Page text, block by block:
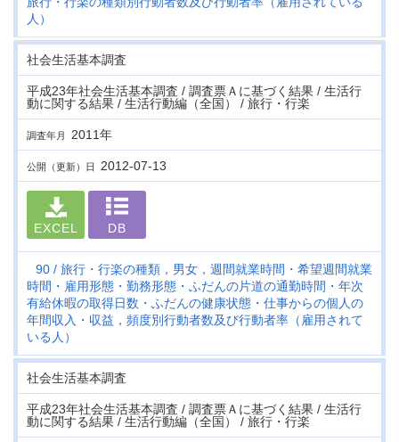
人）
社会生活基本調査
平成23年社会生活基本調査 / 調査票Ａに基づく結果 / 生活行
動に関する結果 / 生活行動編（全国） / 旅行・行楽
調査年月 2011年
公開（更新）日 2012-07-13
EXCEL DB
90
旅行・行楽の種類，男女，週間就業時間・希望週間就業
時間・雇用形態・勤務形態・ふだんの片道の通勤時間・年次
有給休暇の取得日数・ふだんの健康状態・仕事からの個人の
年間収入・収益，頻度別行動者数及び行動者率（雇用されて
いる人）
社会生活基本調査
平成23年社会生活基本調査 / 調査票Ａに基づく結果 / 生活行
動に関する結果 / 生活行動編（全国） / 旅行・行楽